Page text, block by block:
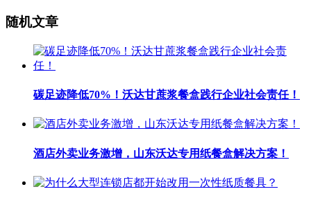
随机文章
碳足迹降低70%！沃达甘蔗浆餐盒践行企业社会责任！
酒店外卖业务激增，山东沃达专用纸餐盒解决方案！